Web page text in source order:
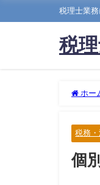
税理士業
税
ホー
税務
個